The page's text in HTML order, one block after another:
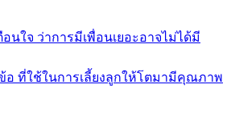
อนใจ ว่าการมีเพื่อนเยอะอาจไม่ได้มี
อ ที่ใช้ในการเลี้ยงลูกให้โตมามีคุณภาพ